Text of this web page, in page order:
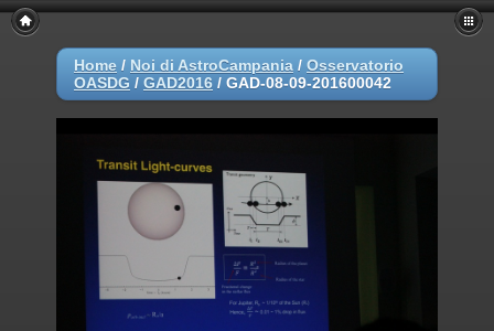
Home / Noi di AstroCampania / Osservatorio
OASDG / GAD2016 / GAD-08-09-201600042